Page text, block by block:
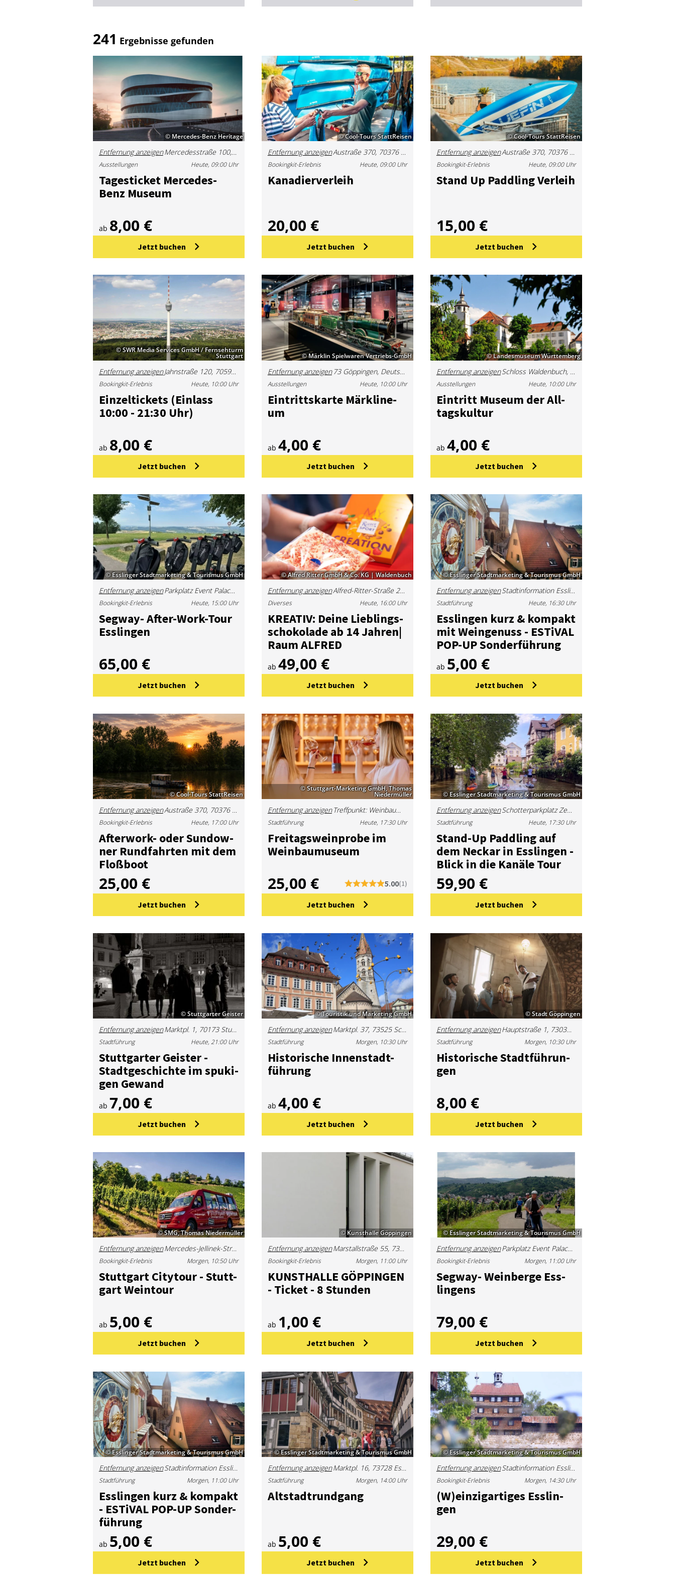
241 Ergebnisse gefunden
© Mercedes-Benz Heritage
Entfernung anzeigen Mercedesstraße 100, 70372 Stuttgart, Deutschland
Ta­ges­ti­cket Mer­ce­des-
Benz Mu­se­um
Ausstellungen Heute, 09:00 Uhr
ab 8,00 €
Jetzt buchen
© Cool-Tours StattReisen
Entfernung anzeigen Austraße 370, 70376 Stuttgart, Deutschland
Ka­na­di­er­ver­leih
Bookingkit-Erlebnis Heute, 09:00 Uhr
20,00 €
Jetzt buchen
© Cool-Tours StattReisen
Entfernung anzeigen Austraße 370, 70376 Stuttgart, Deutschland
Stand Up Paddling Ver­leih
Bookingkit-Erlebnis Heute, 09:00 Uhr
15,00 €
Jetzt buchen
© SWR Media Services GmbH / Fernsehturm
Stuttgart
Entfernung anzeigen Jahnstraße 120, 70597 Stuttgart, Deutschland
Ein­zel­ti­ckets (Ein­lass
10:00 - 21:30 Uhr)
Bookingkit-Erlebnis Heute, 10:00 Uhr
ab 8,00 €
Jetzt buchen
© Märklin Spielwaren Vertriebs-GmbH
Entfernung anzeigen 73 Göppingen, Deutschland
Ein­tritts­kar­te Märk­li­n­e­
um
Ausstellungen Heute, 10:00 Uhr
ab 4,00 €
Jetzt buchen
© Landesmuseum Württemberg
Entfernung anzeigen
Ein­tritt Mu­se­um der All­
tags­kul­tur
Ausstellungen Heute, 10:00 Uhr
ab 4,00 €
Jetzt buchen
© Esslinger Stadtmarketing & Tourismus GmbH
Entfernung anzeigen Parkplatz Event Palace, Ulmer Str. 40, 73728 Esslingen
Seg­way- Af­ter-Work-Tour
Ess­lin­gen
Bookingkit-Erlebnis Heute, 15:00 Uhr
65,00 €
Jetzt buchen
© Alfred Ritter GmbH & Co. KG | Waldenbuch
Entfernung anzeigen Alfred-Ritter-Straße 27, 71111 Waldenbuch, Deutschland
KREA­TIV: Dei­ne Lieb­lings­
scho­ko­la­de ab 14 Jah­ren|
Raum AL­FRED
Diverses Heute, 16:00 Uhr
ab 49,00 €
Jetzt buchen
© Esslinger Stadtmarketing & Tourismus GmbH
Entfernung anzeigen Stadtinformation Esslingen (Marktplatz)
Ess­lin­gen kurz & kom­pakt
mit Wein­ge­nuss - ES­Ti­VAL
POP-UP Son­der­füh­rung
Stadtführung Heute, 16:30 Uhr
ab 5,00 €
Jetzt buchen
© Cool-Tours StattReisen
Entfernung anzeigen Austraße 370, 70376 Stuttgart, Deutschland
Af­ter­work- oder Sun­dow­
ner Rund­fahr­ten mit dem
Floß­boot
Bookingkit-Erlebnis Heute, 17:00 Uhr
25,00 €
Jetzt buchen
© Stuttgart-Marketing GmbH, Thomas
Niedermüller
Entfernung anzeigen Treffpunkt: Weinbaumuseum Stuttgart-Uhlbach, Uhlbacher Platz 4, 70329 Stuttgart
Frei­tags­wein­pro­be im
Wein­bau­mu­se­um
Stadtführung Heute, 17:30 Uhr
25,00 € 5.00(1)
Jetzt buchen
© Esslinger Stadtmarketing & Tourismus GmbH
Entfernung anzeigen Schotterparkplatz Zeppellinstr./ Ecke Eberspächerstr., 73728 Esslingen am Neckar, Deutschland
Stand-Up Paddling auf
dem Ne­ckar in Ess­lin­gen -
Blick in die Ka­nä­le Tour
Stadtführung Heute, 17:30 Uhr
59,90 €
Jetzt buchen
© Stuttgarter Geister
Entfernung anzeigen Marktpl. 1, 70173 Stuttgart, Deutschland
Stutt­gar­ter Geis­ter -
Stadt­ge­schich­te im spu­ki­
gen Ge­wand
Stadtführung Heute, 21:00 Uhr
ab 7,00 €
Jetzt buchen
© Touristik und Marketing GmbH
Entfernung anzeigen Marktpl. 37, 73525 Schwäbisch Gmünd, Deutschland
His­to­ri­sche In­nen­stadt­
füh­rung
Stadtführung Morgen, 10:30 Uhr
ab 4,00 €
Jetzt buchen
© Stadt Göppingen
Entfernung anzeigen Hauptstraße 1, 73033 Göppingen, Deutschland
His­to­ri­sche Stadt­füh­run­
gen
Stadtführung Morgen, 10:30 Uhr
8,00 €
Jetzt buchen
© SMG, Thomas Niedermüller
Entfernung anzeigen Mercedes-Jellinek-Straße, 70372 Stuttgart, Deutschland
Stutt­gart Ci­ty­tour - Stutt­
gart Wein­tour
Bookingkit-Erlebnis Morgen, 10:50 Uhr
ab 5,00 €
Jetzt buchen
© Kunsthalle Göppingen
Entfernung anzeigen Marstallstraße 55, 73033 Göppingen, Deutschland
KUNST­HAL­LE GÖP­PIN­GEN
- Ti­cket - 8 Stun­den
Bookingkit-Erlebnis Morgen, 11:00 Uhr
ab 1,00 €
Jetzt buchen
© Esslinger Stadtmarketing & Tourismus GmbH
Entfernung anzeigen Parkplatz Event Palace, Ulmer Str. 40, 73728 Esslingen
Seg­way- Wein­ber­ge Ess­
lin­gens
Bookingkit-Erlebnis Morgen, 11:00 Uhr
79,00 €
Jetzt buchen
© Esslinger Stadtmarketing & Tourismus GmbH
Entfernung anzeigen Stadtinformation Esslingen (Marktplatz)
Ess­lin­gen kurz & kom­pakt
- ES­Ti­VAL POP-UP Son­der­
füh­rung
Stadtführung Morgen, 11:00 Uhr
ab 5,00 €
Jetzt buchen
© Esslinger Stadtmarketing & Tourismus GmbH
Entfernung anzeigen Marktpl. 16, 73728 Esslingen am Neckar, Deutschland
Alt­stadt­rund­gang
Stadtführung Morgen, 14:00 Uhr
ab 5,00 €
Jetzt buchen
© Esslinger Stadtmarketing & Tourismus GmbH
Entfernung anzeigen Stadtinformation Esslingen (Marktplatz)
(W)ein­zig­ar­ti­ges Ess­lin­
gen
Bookingkit-Erlebnis Morgen, 14:30 Uhr
29,00 €
Jetzt buchen